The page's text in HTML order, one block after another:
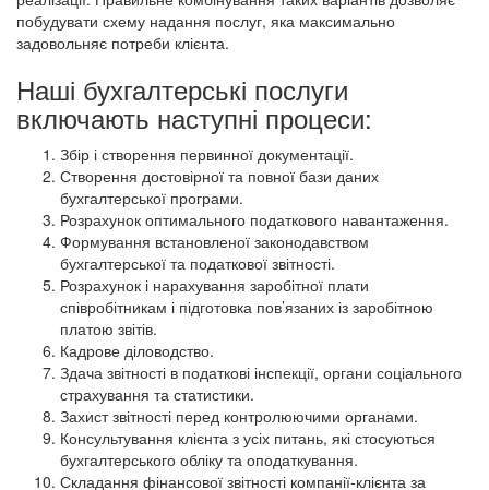
побудувати схему надання послуг, яка максимально
задовольняє потреби клієнта.
Наші бухгалтерські послуги
включають наступні процеси:
Збір і створення первинної документації.
Створення достовірної та повної бази даних
бухгалтерської програми.
Розрахунок оптимального податкового навантаження.
Формування встановленої законодавством
бухгалтерської та податкової звітності.
Розрахунок і нарахування заробітної плати
співробітникам і підготовка пов’язаних із заробітною
платою звітів.
Кадрове діловодство.
Здача звітності в податкові інспекції, органи соціального
страхування та статистики.
Захист звітності перед контролюючими органами.
Консультування клієнта з усіх питань, які стосуються
бухгалтерського обліку та оподаткування.
Складання фінансової звітності компанії-клієнта за